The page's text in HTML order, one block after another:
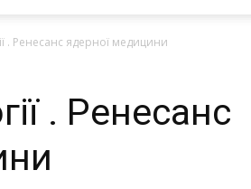
України
. Ренесанс ядерної медицини
. Ренесанс